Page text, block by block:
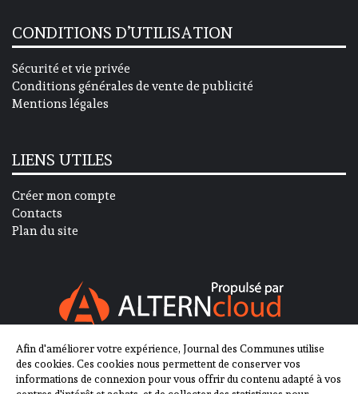
CONDITIONS D’UTILISATION
Sécurité et vie privée
Conditions générales de vente de publicité
Mentions légales
LIENS UTILES
Créer mon compte
Contacts
Plan du site
SUIVEZ-NOUS SUR
Afin d'améliorer votre expérience, Journal des Communes utilise
des cookies. Ces cookies nous permettent de conserver vos
informations de connexion pour vous offrir du contenu adapté à vos